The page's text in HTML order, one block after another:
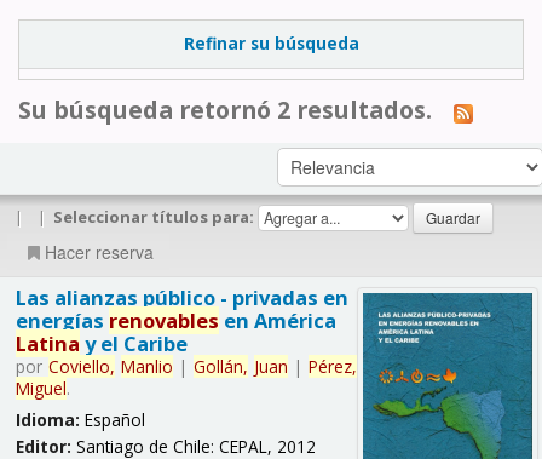
Refinar su búsqueda
Su búsqueda retornó 2 resultados.
| | Seleccionar títulos para:
Hacer reserva
Las alianzas público - privadas en
energías renovables en América
Latina y el Caribe
por Coviello, Manlio | Gollán, Juan | Pérez,
Miguel.
Idioma: Español
Editor: Santiago de Chile: CEPAL, 2012